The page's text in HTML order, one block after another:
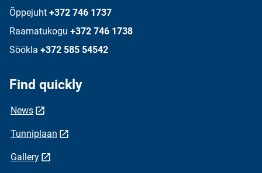
Õppejuht +372 746 1737
Raamatukogu +372 746 1738
Söökla +372 585 54542
Find quickly
News
Tunniplaan
Gallery